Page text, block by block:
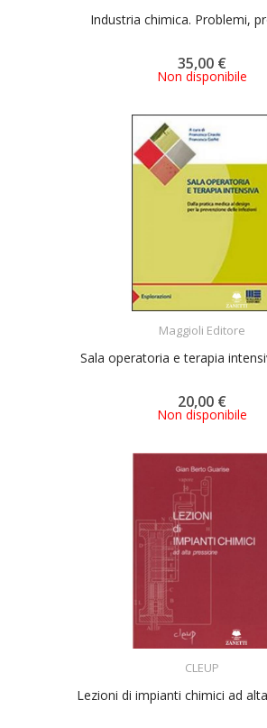
Industria chimica. Problemi,
35,00 €
Non disponibile
Maggioli Editore
Sala operatoria e terapia
20,00 €
Non disponibile
CLEUP
Lezioni di impianti chimici ad